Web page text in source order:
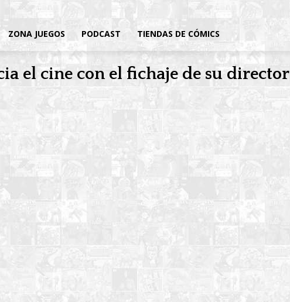
ZONA JUEGOS PODCAST TIENDAS DE CÓMICS
el cine con el fichaje de su director